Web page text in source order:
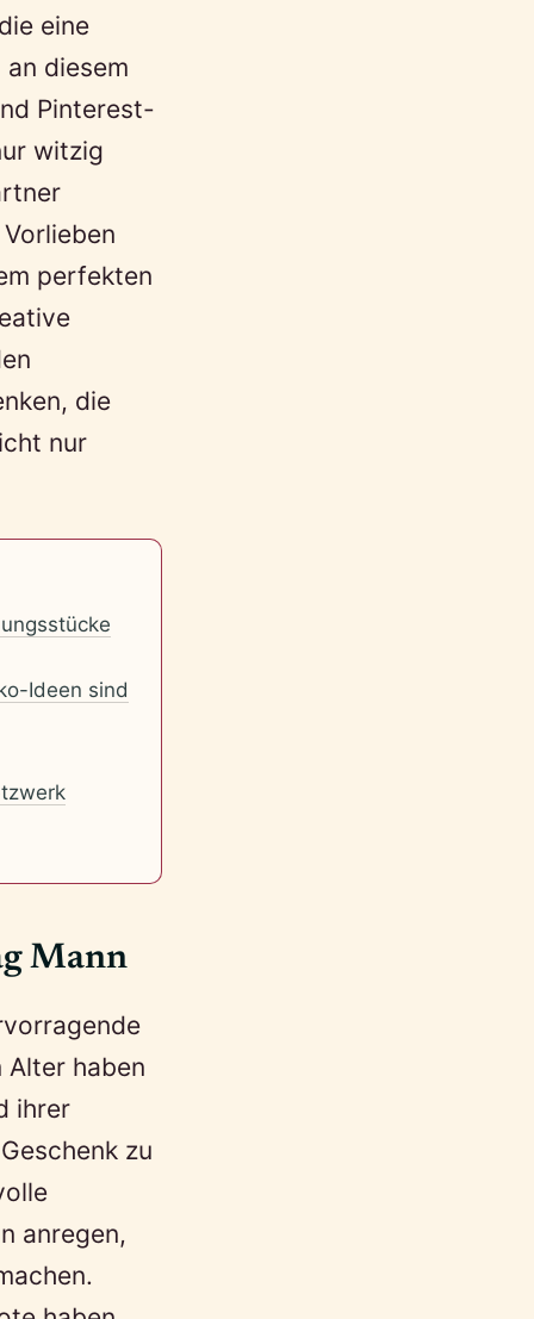
eine
diesem
Pinterest-
witzig
perfekten
die
nur
Ideen sind
Mann
Alter haben
ihrer
zu
anregen,